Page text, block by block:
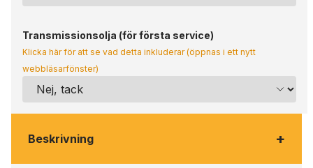
Transmissionsolja (för första service)
Klicka här för att se vad detta inkluderar (öppnas i ett nytt
webbläsarfönster)
Beskrivning +